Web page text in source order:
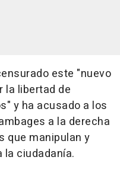
este "nuevo
la libertad de
y ha acusado a los
a la derecha
que manipulan y
la ciudadanía.